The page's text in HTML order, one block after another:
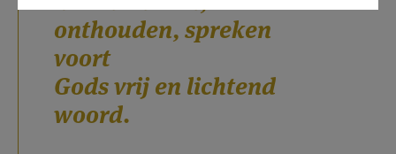
onthouden, spreken
voort
Gods vrij en lichtend
woord.